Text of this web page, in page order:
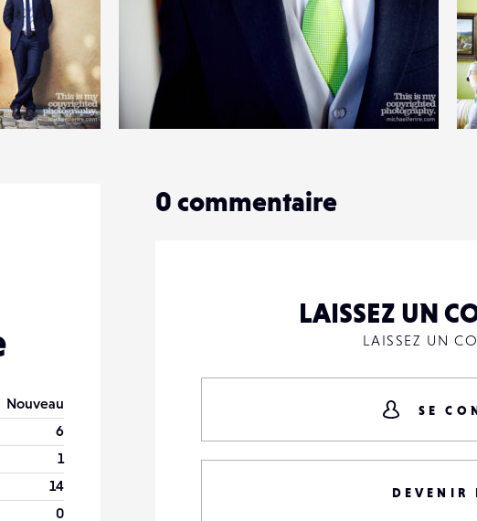
13
Nouveau
6
1
14
0
0 commentaire
LAISSEZ UN
LAISSEZ UN
SE
DEVENIR